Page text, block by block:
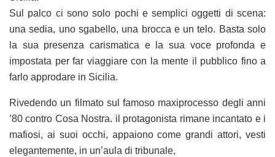
Sul palco ci sono solo pochi e semplici oggetti di scena:
una sedia, uno sgabello, una brocca e un telo. Basta solo
la sua presenza carismatica e la sua voce profonda e
impostata per far viaggiare con la mente il pubblico fino a
farlo approdare in Sicilia.
Rivedendo un filmato sul famoso maxiprocesso degli anni
’80 contro Cosa Nostra. il protagonista rimane incantato e i
mafiosi, ai suoi occhi, appaiono come grandi attori, vesti
elegantemente, in un’aula di tribunale,